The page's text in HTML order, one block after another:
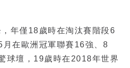
年僅18歲時在淘汰賽階段6
在歐洲冠軍聯賽16強、8
球壇，19歲時在2018年世界